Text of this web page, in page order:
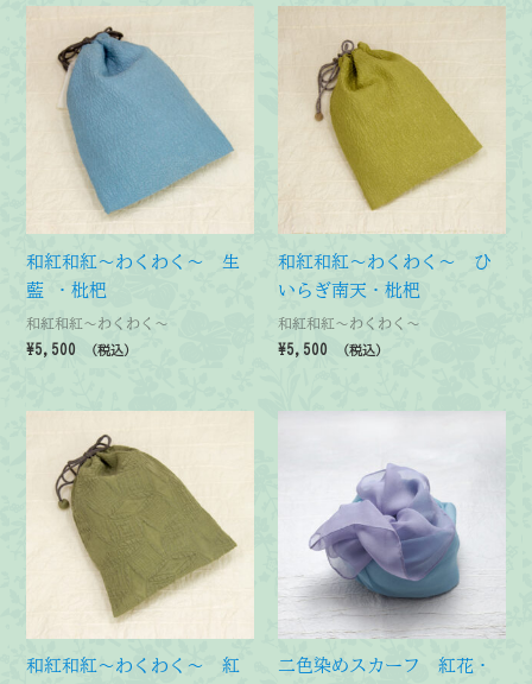
和紅和紅～わくわく～ 生
藍 ・枇杷
和紅和紅～わくわく～
¥5,500 （税込）
和紅和紅～わくわく～ ひ
いらぎ南天・枇杷
和紅和紅～わくわく～
¥5,500 （税込）
和紅和紅～わくわく～ 紅
二色染めスカーフ 紅花・